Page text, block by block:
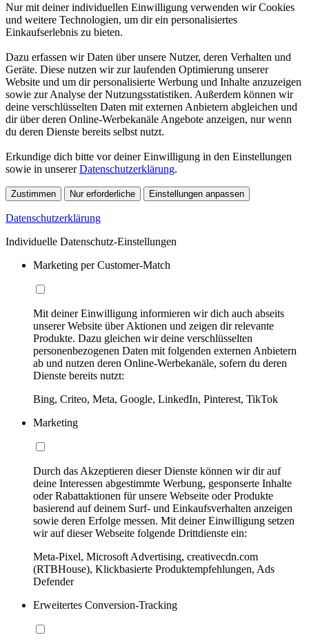
Nur mit deiner individuellen Einwilligung verwenden wir Cookies
und weitere Technologien, um dir ein personalisiertes
Einkaufserlebnis zu bieten.
Dazu erfassen wir Daten über unsere Nutzer, deren Verhalten und
Geräte. Diese nutzen wir zur laufenden Optimierung unserer
Website und um dir personalisierte Werbung und Inhalte anzuzeigen
sowie zur Analyse der Nutzungsstatistiken. Außerdem können wir
deine verschlüsselten Daten mit externen Anbietern abgleichen und
dir über deren Online-Werbekanäle Angebote anzeigen, nur wenn
du deren Dienste bereits selbst nutzt.
Erkundige dich bitte vor deiner Einwilligung in den Einstellungen
sowie in unsererDatenschutzerklärung.
Zustimmen Nur erforderliche Einstellungen anpassen
Datenschutzerklärung
Individuelle Datenschutz-Einstellungen
Marketing per Customer-Match
Mit deiner Einwilligung informieren wir dich auch abseits
unserer Website über Aktionen und zeigen dir relevante
Produkte. Dazu gleichen wir deine verschlüsselten
personenbezogenen Daten mit folgenden externen Anbietern
ab und nutzen deren Online-Werbekanäle, sofern du deren
Dienste bereits nutzt:
Bing, Criteo, Meta, Google, LinkedIn, Pinterest, TikTok
Marketing
Durch das Akzeptieren dieser Dienste können wir dir auf
deine Interessen abgestimmte Werbung, gesponserte Inhalte
oder Rabattaktionen für unsere Webseite oder Produkte
basierend auf deinem Surf- und Einkaufsverhalten anzeigen
sowie deren Erfolge messen. Mit deiner Einwilligung setzen
wir auf dieser Webseite folgende Drittdienste ein:
Meta-Pixel, Microsoft Advertising, creativecdn.com
(RTBHouse), Klickbasierte Produktempfehlungen, Ads
Defender
Erweitertes Conversion-Tracking